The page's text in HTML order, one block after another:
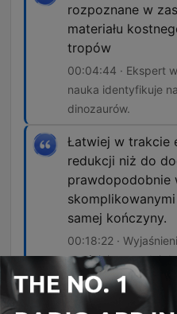
rozpoznane w
materiału
tropów
00:04:44 · Ekspert
nauka identyfikuje
dinozaurów.
Łatwiej w trakcie
redukcji niż do
prawdopodobnie
samej kończyny.
00:18:22 ·
częściej prowadzi
anatomicznych niż